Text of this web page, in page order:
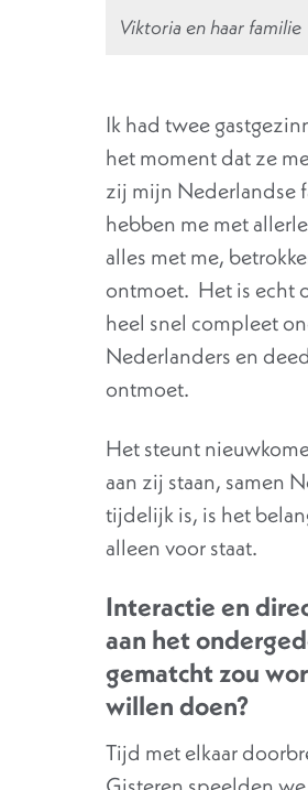
Viktoria en haar familie
Ik had twee
het moment dat ze
zij mijn Nederlandse
hebben me met
alles met me,
ontmoet. Het is echt
heel snel compleet
Nederlanders en
ontmoet.
Het steunt
aan zij staan, samen
tijdelijk is, is het
alleen voor staat.
Interactie en
aan het
gematcht zou
willen doen?
Tijd met elkaar